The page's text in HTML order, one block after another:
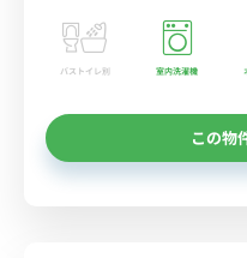
バストイレ別 室内洗濯機
この物